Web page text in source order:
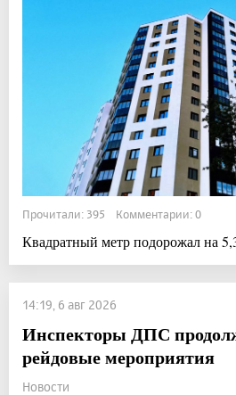
Прочитали: 395 Комментарии: 0
Квадратный метр подорожал на
14:19, 6 авг 2026
Инспекторы ДПС
рейдовые мероприятия
Новости